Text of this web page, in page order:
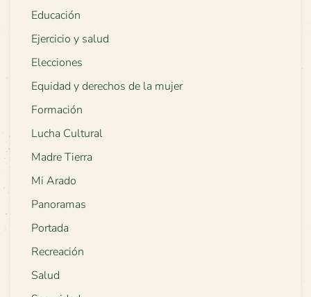
Educación
Ejercicio y salud
Elecciones
Equidad y derechos de la mujer
Formación
Lucha Cultural
Madre Tierra
Mi Arado
Panoramas
Portada
Recreación
Salud